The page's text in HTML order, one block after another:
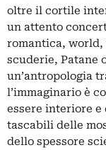
oltre il cortile
un attento
romantica, world,
scuderie, Patane
un’antropologia
l’immaginario è
essere interiore
tascabili delle
dello spessore